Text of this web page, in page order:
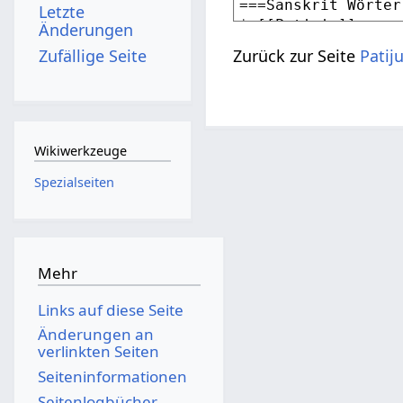
Zurück zur Seite
Letzte
Änderungen
Zufällige Seite
Wikiwerkzeuge
Spezialseiten
Mehr
Links auf diese Seite
Änderungen an
verlinkten Seiten
Seiten­­informationen